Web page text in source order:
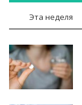
Эта неделя